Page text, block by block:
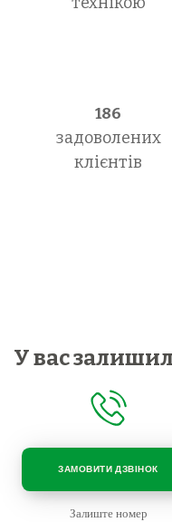
186
задоволених
клієнтів
У вас
ЗАМОВИТИ ДЗВІНОК
Залиште номер